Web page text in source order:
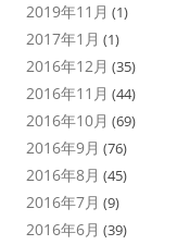
2019年11月 (1)
2017年1月 (1)
2016年12月 (35)
2016年11月 (44)
2016年10月 (69)
2016年9月 (76)
2016年8月 (45)
2016年7月 (9)
2016年6月 (39)